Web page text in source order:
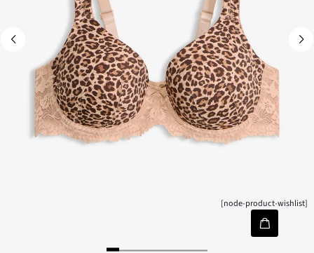
[node-product-wishlist]